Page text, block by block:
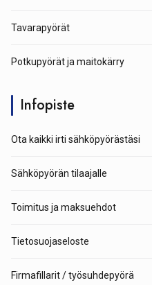
Tavarapyörät
Potkupyörät ja maitokärry
Infopiste
Ota kaikki irti sähköpyörästäsi
Sähköpyörän tilaajalle
Toimitus ja maksuehdot
Tietosuojaseloste
Firmafillarit / työsuhdepyörä